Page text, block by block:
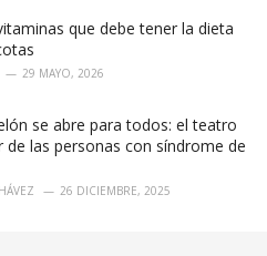
que debe tener la dieta
29 MAYO, 2026
se abre para todos: el teatro
las personas con síndrome de
26 DICIEMBRE, 2025